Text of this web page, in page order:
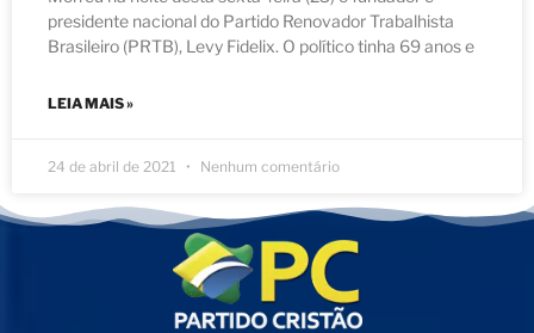
presidente nacional do Partido Renovador Trabalhista
Brasileiro (PRTB), Levy Fidelix. O político tinha 69 anos e
LEIA MAIS »
24 de abril de 2021 Nenhum comentário